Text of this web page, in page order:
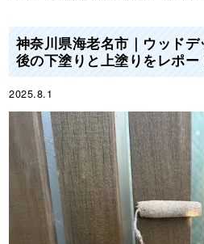
神奈川県海老名市｜ウッド
後の下塗りと上塗りをレポー
2025.8.1